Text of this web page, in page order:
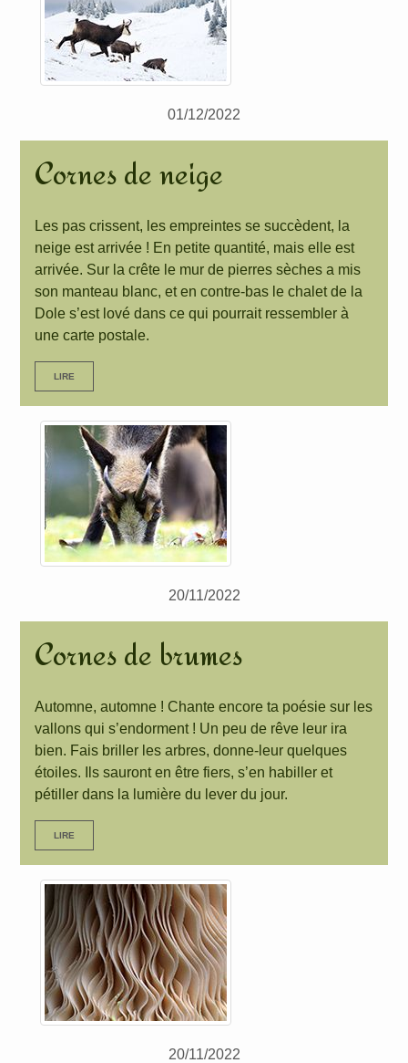
01/12/2022
Cornes de neige
Les pas crissent, les empreintes se succèdent, la
neige est arrivée ! En petite quantité, mais elle est
arrivée. Sur la crête le mur de pierres sèches a mis
son manteau blanc, et en contre-bas le chalet de la
Dole s’est lové dans ce qui pourrait ressembler à
une carte postale.
LIRE
20/11/2022
Cornes de brumes
Automne, automne ! Chante encore ta poésie sur les
vallons qui s’endorment ! Un peu de rêve leur ira
bien. Fais briller les arbres, donne-leur quelques
étoiles. Ils sauront en être fiers, s’en habiller et
pétiller dans la lumière du lever du jour.
LIRE
20/11/2022